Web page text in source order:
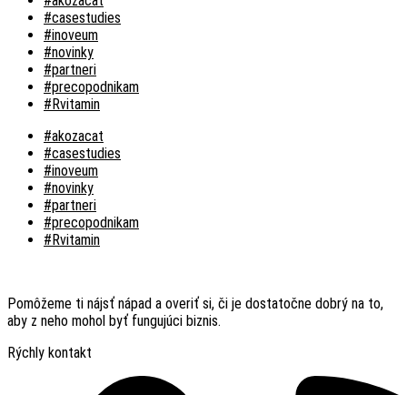
#casestudies
#inoveum
#novinky
#partneri
#precopodnikam
#Rvitamin
#akozacat
#casestudies
#inoveum
#novinky
#partneri
#precopodnikam
#Rvitamin
Pomôžeme ti nájsť nápad a overiť si, či je dostatočne dobrý na to,
aby z neho mohol byť fungujúci biznis.
Rýchly kontakt